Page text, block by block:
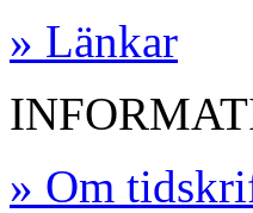
» Länkar
» Om